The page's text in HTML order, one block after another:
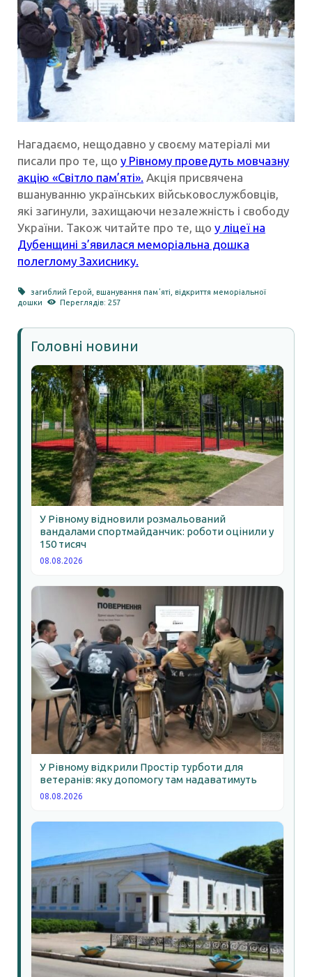
Нагадаємо, нещодавно у своєму матеріалі ми
писали про те, що у Рівному проведуть мовчазну
акцію «Світло пам’яті». Акція присвячена
вшануванню українських військовослужбовців,
які загинули, захищаючи незалежність і свободу
України. Також читайте про те, що у ліцеї на
Дубенщині з’явилася меморіальна дошка
полеглому Захиснику.
загиблий Герой ,вшанування памʼяті ,відкриття меморіальної
дошки
Переглядів: 257
Головні новини
У Рівному відновили розмальований
вандалами спортмайданчик: роботи оцінили у
150 тисяч
08.08.2026
У Рівному відкрили Простір турботи для
ветеранів: яку допомогу там надаватимуть
08.08.2026